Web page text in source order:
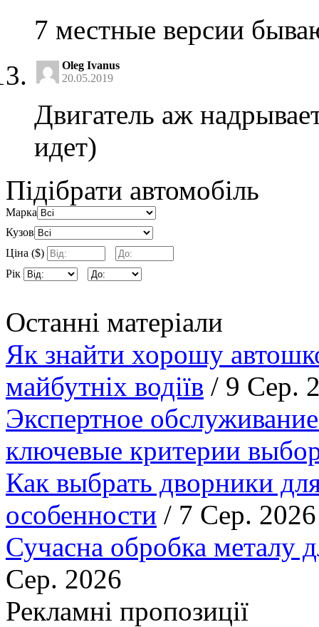
7 местные версии
Oleg Ivanus
20.05.2019
Двигатель аж
идет)
Підібрати автомобіль
Марка
Кузов
Ціна ($)
Рік
Останні матеріали
Як знайти хорошу
майбутніх водіїв / 9 Сер.
Экспертное
ключевые критерии
Как выбрать дворники
особенности / 7 Сер. 2026
Сучасна обробка металу
Сер. 2026
Рекламні пропозиції